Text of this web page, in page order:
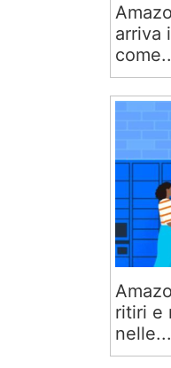
arriva
ritiri e
nelle...